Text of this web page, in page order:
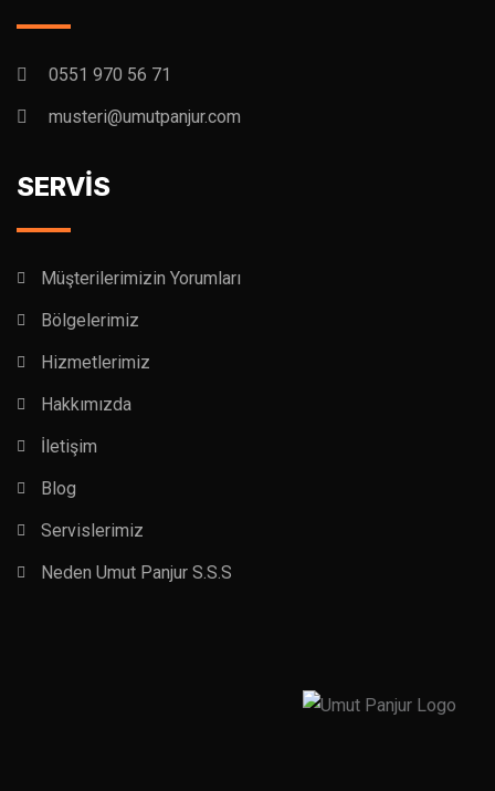
0551 970 56 71
musteri@umutpanjur.com
SERVİS
Müşterilerimizin Yorumları
Bölgelerimiz
Hizmetlerimiz
Hakkımızda
İletişim
Blog
Servislerimiz
Neden Umut Panjur S.S.S